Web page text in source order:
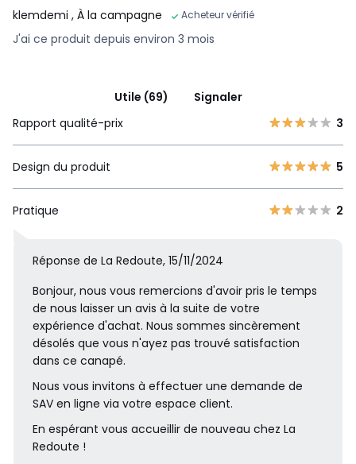
klemdemi , À la campagne Acheteur vérifié
J'ai ce produit depuis environ 3 mois
Utile (69)
Signaler
Rapport qualité-prix
3
Design du produit 5
Pratique 2
Réponse de La Redoute, 15/11/2024
Bonjour, nous vous remercions d'avoir pris le temps
de nous laisser un avis à la suite de votre
expérience d'achat. Nous sommes sincèrement
désolés que vous n'ayez pas trouvé satisfaction
dans ce canapé.
Nous vous invitons à effectuer une demande de
SAV en ligne via votre espace client.
En espérant vous accueillir de nouveau chez La
Redoute !